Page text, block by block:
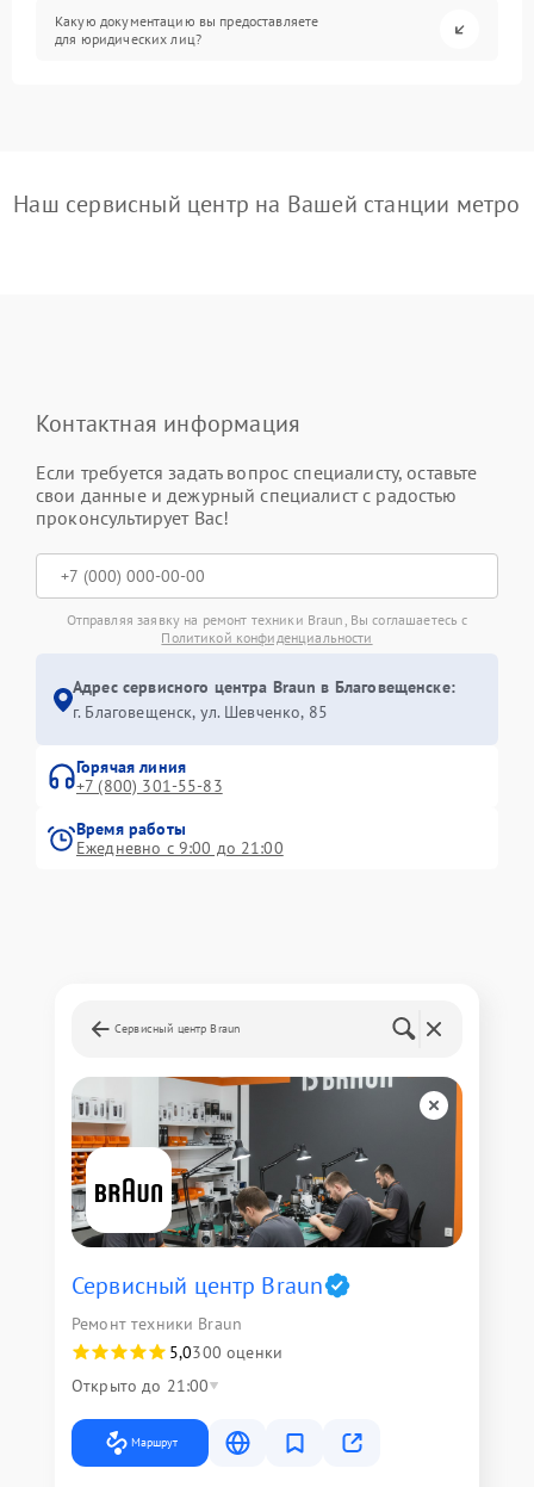
Какую документацию вы предоставляете
для юридических лиц?
Наш сервисный центр на Вашей станции метро
Контактная информация
Если требуется задать вопрос специалисту, оставьте
свои данные и дежурный специалист с радостью
проконсультирует Вас!
Отправляя заявку на ремонт техники Braun, Вы соглашаетесь с
Политикой конфиденциальности
Адрес сервисного центра Braun в Благовещенске:
г. Благовещенск, ул. Шевченко, 85
Горячая линия
+7 (800) 301-55-83
Время работы
Ежедневно с 9:00 до 21:00
Сервисный центр Braun
Сервисный центр Braun
Ремонт техники Braun
5,0300 оценки
Открыто до 21:00
Маршрут